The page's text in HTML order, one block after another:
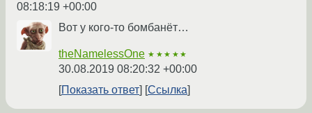
08:18:19 +00:00
Вот у кого-то бомбанёт…
theNamelessOne ★★★★★
30.08.2019 08:20:32 +00:00
Показать ответ
Ссылка